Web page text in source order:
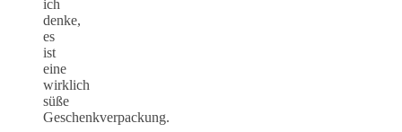
ich
denke,
es
ist
eine
wirklich
süße
Geschenkverpackung.